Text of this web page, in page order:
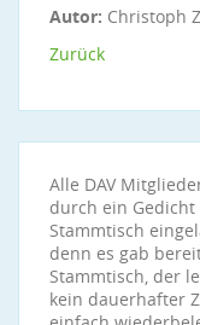
Autor: Christoph
Zurück
Alle DAV
durch ein Gedicht
Stammtisch
denn es gab
Stammtisch, der
kein dauerhafter